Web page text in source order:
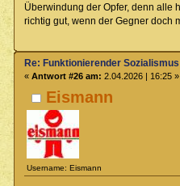
Überwindung der Opfer, denn alle
richtig gut, wenn der Gegner doch
Eismann
Username: Eismann
Re: Funktionierender Sozialismus
« Antwort #26 am: 2.04.2026 | 16:25 »